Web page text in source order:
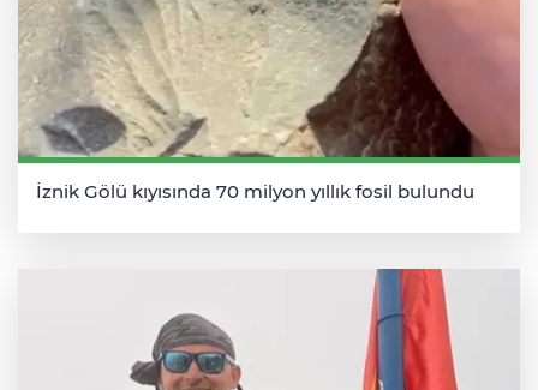
İznik Gölü kıyısında 70 milyon yıllık fosil bulundu